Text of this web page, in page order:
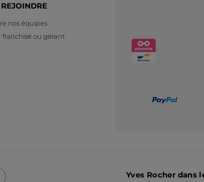
nos équipes
franchisé ou gérant
Yves Rocher dans